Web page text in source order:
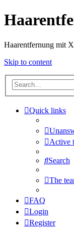
Haarentfernung mit
Skip to content
Quick links
Active
Search
The
FAQ
Login
Register